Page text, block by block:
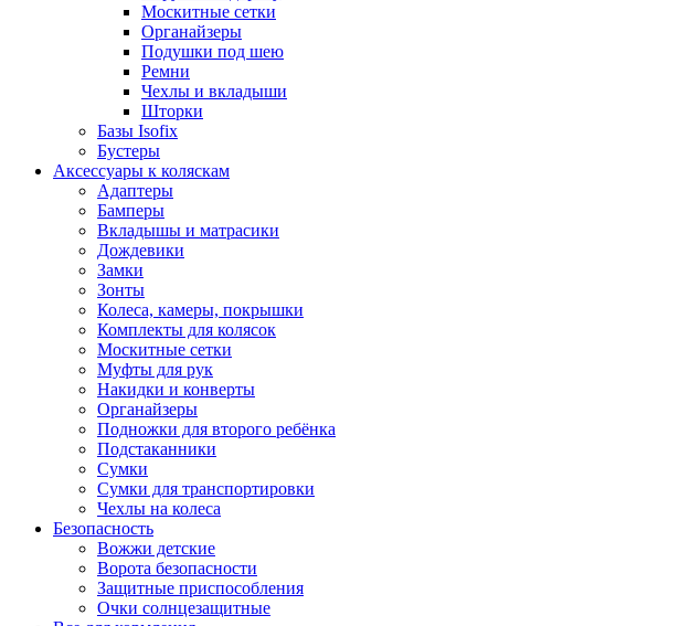
Москитные сетки
Органайзеры
Подушки под шею
Ремни
Чехлы и вкладыши
Шторки
Базы Isofix
Бустеры
Аксессуары к коляскам
Адаптеры
Бамперы
Вкладышы и матрасики
Дождевики
Замки
Зонты
Колеса, камеры, покрышки
Комплекты для колясок
Москитные сетки
Муфты для рук
Накидки и конверты
Органайзеры
Подножки для второго ребёнка
Подстаканники
Сумки
Сумки для транспортировки
Чехлы на колеса
Безопасность
Вожжи детские
Ворота безопасности
Защитные приспособления
Очки солнцезащитные